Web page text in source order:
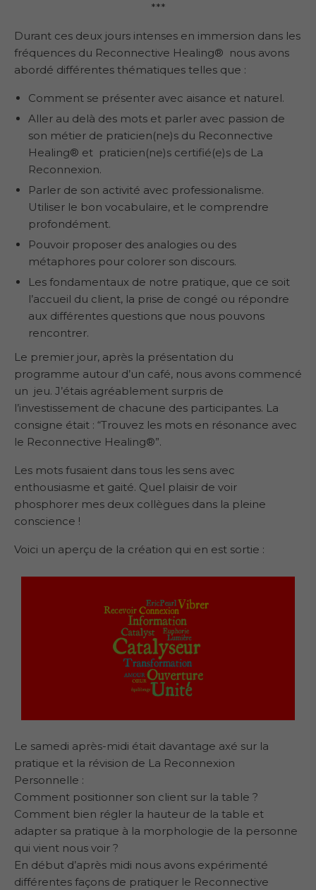
***
Durant ces deux jours intenses en immersion dans les
fréquences du Reconnective Healing® nous avons
abordé différentes thématiques telles que :
Comment se présenter avec aisance et naturel.
Aller au delà des mots et parler avec passion de
son métier de praticien(ne)s du Reconnective
Healing® et praticien(ne)s certifié(e)s de La
Reconnexion.
Parler de son activité avec professionalisme.
Utiliser le bon vocabulaire, et le comprendre
profondément.
Pouvoir proposer des analogies ou des
métaphores pour colorer son discours.
Les fondamentaux de notre pratique, que ce soit
l’accueil du client, la prise de congé ou répondre
aux différentes questions que nous pouvons
rencontrer.
Le premier jour, après la présentation du
programme autour d’un café, nous avons commencé
un jeu. J’étais agréablement surpris de
l’investissement de chacune des participantes. La
consigne était : “Trouvez les mots en résonance avec
le Reconnective Healing®”.
Les mots fusaient dans tous les sens avec
enthousiasme et gaité. Quel plaisir de voir
phosphorer mes deux collègues dans la pleine
conscience !
Voici un aperçu de la création qui en est sortie :
Le samedi après-midi était davantage axé sur la
pratique et la révision de La Reconnexion
Personnelle :
Comment positionner son client sur la table ?
Comment bien régler la hauteur de la table et
adapter sa pratique à la morphologie de la personne
qui vient nous voir ?
En début d’après midi nous avons expérimenté
différentes façons de pratiquer le Reconnective